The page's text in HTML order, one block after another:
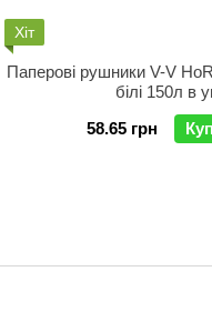
Хіт
Паперові рушники V-V
білі 150л в
58.65 грн